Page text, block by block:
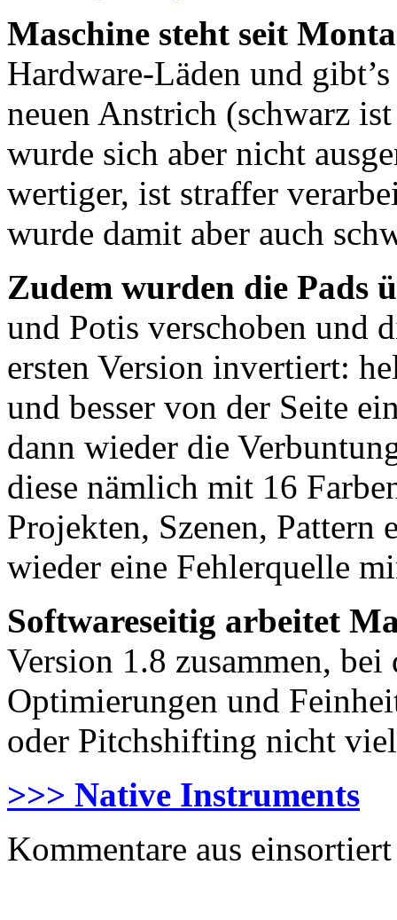
Maschine steht seit
Hardware-Läden und
neuen Anstrich (schwarz
wurde sich aber nicht
wertiger, ist straffer
wurde damit aber auch
Zudem wurden die Pads
und Potis verschoben und
ersten Version invertiert:
und besser von der Seite
dann wieder die
diese nämlich mit 16
Projekten, Szenen, Pattern
wieder eine Fehlerquelle
Softwareseitig arbeitet
Version 1.8 zusammen, bei
Optimierungen und
oder Pitchshifting nicht
>>> Native Instruments
Kommentare aus